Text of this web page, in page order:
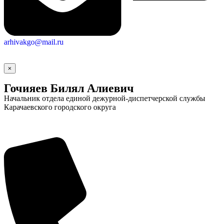
arhivakgo@mail.ru
×
Гочияев Билял Алиевич
Начальник отдела единой дежурной-диспетчерской службы
Карачаевского городского округа